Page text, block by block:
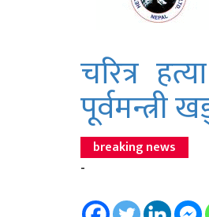
चरित्र
पूर्वमन्त्री
breaking news
-